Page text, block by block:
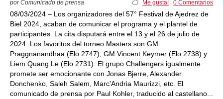
por Comunicado de prensa Me gusta! 0 Comentarios
08/03/2024 – Los organizadores del 57° Festival de Ajedrez de
Biel 2024, acaban de comunicar el programa y el plantel de
participantes. La cita disputará entre el 13 y el 26 de julio de
2024. Los favoritos del torneo Masters son GM
Praggnanandhaa (Elo 2747), GM Vincent Keymer (Elo 2738) y
Liem Quang Le (Elo 2731). El grupo Challengers igualmente
promete ser emocionante con Jonas Bjerre, Alexander
Donchenko, Saleh Salem, Marc'Andria Maurizzi, etc. El
comunicado de prensa por Paul Kohler, traducido al castellano...